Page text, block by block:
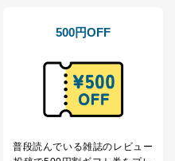
金回収のため
ャンペーン等の広告の案内
特定できない形で取得した
歴や購買履歴等の情報を分
、趣味・嗜好に
ため
500円OFF
普段読んでいる雑誌のレビュー